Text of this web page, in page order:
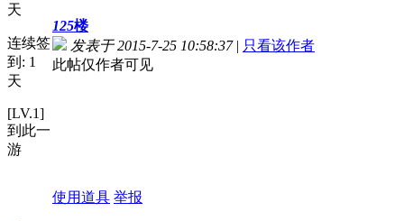
天
连续签
到: 1
天
[LV.1]
到此一
游
125楼
发表于 2015-7-25 10:58:37 | 只看该作者
此帖仅作者可见
使用道具 举报